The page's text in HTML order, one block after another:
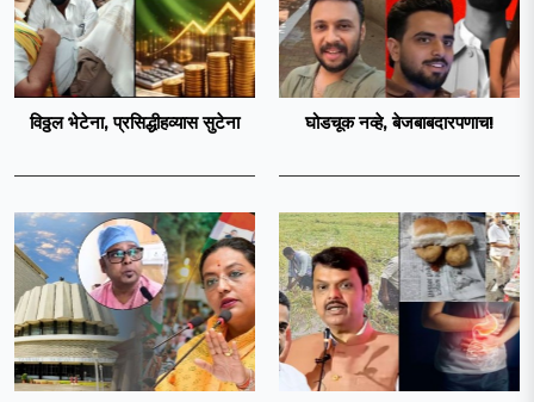
विठ्ठल भेटेना, प्रसिद्धीहव्यास सुटेना घोडचूक नव्हे, बेजबाबदारपणाच!